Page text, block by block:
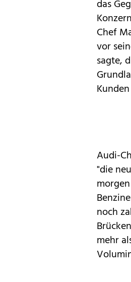
das
Chef
vor
sagte,
Audi-
"die
noch
mehr